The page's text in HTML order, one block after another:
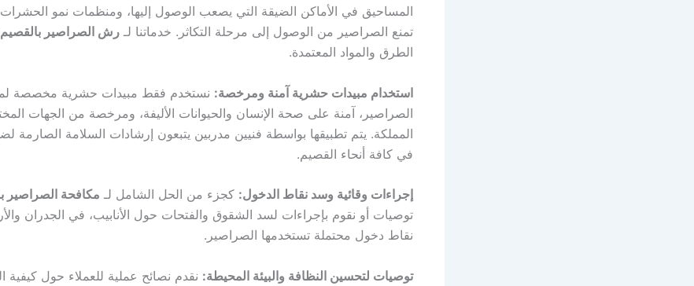
تمنع الصراصير من الوصول إلى مرحلة التكاثر. خدماتنا لـ رش الصراصير بالقصيم
الطرق والمواد المعتمدة.
استخدام مبيدات حشرية آمنة ومرخصة: نستخدم فقط مبيدات حشرية مخصصة
الصراصير، آمنة على صحة الإنسان والحيوانات الأليفة، ومرخصة من الجهات
المملكة. يتم تطبيقها بواسطة فنيين مدربين يتبعون إرشادات السلامة الصارمة
في كافة أنحاء القصيم.
إجراءات وقائية وسد نقاط الدخول: كجزء من الحل الشامل لـ مكافحة الصراصير
توصيات أو نقوم بإجراءات لسد الشقوق والفتحات حول الأنابيب، في الجدران
نقاط دخول محتملة تستخدمها الصراصير.
توصيات لتحسين النظافة والبيئة المحيطة: نقدم نصائح عملية للعملاء حول كيفية